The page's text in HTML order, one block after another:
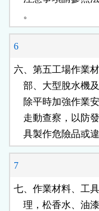
    。
6
六、第五工場作業
部、大型脫水
除平時加強作
走動查察，以
具製作危險品或
7
七、作業材料、工
理，松香水、